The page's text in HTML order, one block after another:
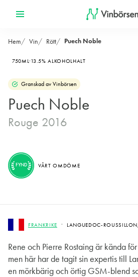
Hem Vin Rött Puech Noble
750ML 13.5% ALKOHOLHALT
Granskad av Vinbörsen
Puech Noble
Rouge 2016
FRANKRIKE LANGUEDOC-
Rene och Pierre Rostaing är kända
men här har de tagit sin expertis till
en mörkbärig och örtig GSM-blend
FYND VÅRT OMDÖME